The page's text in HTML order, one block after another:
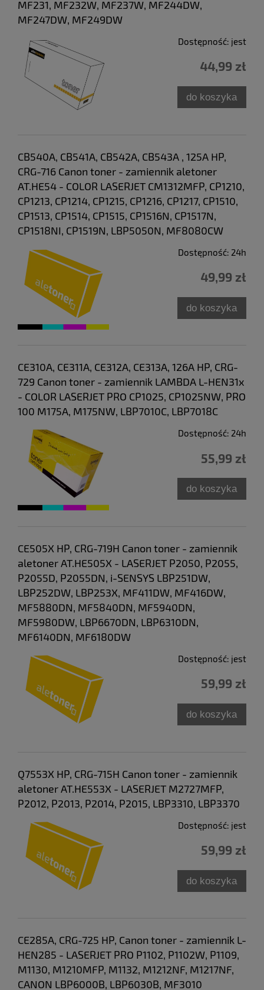
MF231, MF232W, MF237W, MF244DW,
MF247DW, MF249DW
Dostępność: jest
44,99 zł
do koszyka
CB540A, CB541A, CB542A, CB543A , 125A HP,
CRG-716 Canon toner - zamiennik aletoner
AT.HE54 - COLOR LASERJET CM1312MFP, CP1210,
CP1213, CP1214, CP1215, CP1216, CP1217, CP1510,
CP1513, CP1514, CP1515, CP1516N, CP1517N,
CP1518NI, CP1519N, LBP5050N, MF8080CW
Dostępność: 24h
49,99 zł
do koszyka
CE310A, CE311A, CE312A, CE313A, 126A HP, CRG-
729 Canon toner - zamiennik LAMBDA L-HEN31x
- COLOR LASERJET PRO CP1025, CP1025NW, PRO
100 M175A, M175NW, LBP7010C, LBP7018C
Dostępność: 24h
55,99 zł
do koszyka
CE505X HP, CRG-719H Canon toner - zamiennik
aletoner AT.HE505X - LASERJET P2050, P2055,
P2055D, P2055DN, i-SENSYS LBP251DW,
LBP252DW, LBP253X, MF411DW, MF416DW,
MF5880DN, MF5840DN, MF5940DN,
MF5980DW, LBP6670DN, LBP6310DN,
MF6140DN, MF6180DW
Dostępność: jest
59,99 zł
do koszyka
Q7553X HP, CRG-715H Canon toner - zamiennik
aletoner AT.HE553X - LASERJET M2727MFP,
P2012, P2013, P2014, P2015, LBP3310, LBP3370
Dostępność: jest
59,99 zł
do koszyka
CE285A, CRG-725 HP, Canon toner - zamiennik L-
HEN285 - LASERJET PRO P1102, P1102W, P1109,
M1130, M1210MFP, M1132, M1212NF, M1217NF,
CANON LBP6000B, LBP6030B, MF3010